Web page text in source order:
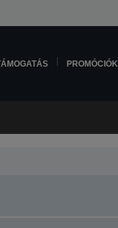
PROMÓCIÓK